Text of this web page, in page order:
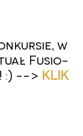
w
Fusio-
:) --> KLIK